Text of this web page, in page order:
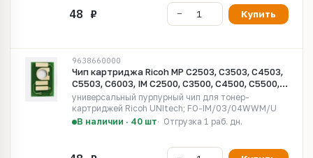
Купить
9638660000
Чип картриджа Ricoh MP C2503, C3503, C4503,
C5503, C6003, IM C2500, C3500, C4500, C5500,
C6000 Universal magenta UNItech(Apex)
универсальный пурпурный чип для тонер-
картриджей Ricoh UNItech; FO-IM/03/04WWM/U
В наличии · 40 шт
Отгрузка 1 раб. дн.